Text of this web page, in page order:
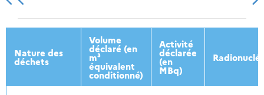
2013 2014 2015 2016
Nature des
déchets
Volume
déclaré (en
m³
équivalent
conditionné)
Activité
déclarée
(en
MBq)